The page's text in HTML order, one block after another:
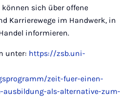
sich über offene
Karrierewege im Handwerk, in
informieren.
unter: https://zsb.uni-
zeit-fuer-einen-
ausbildung-als-alternative-zum-